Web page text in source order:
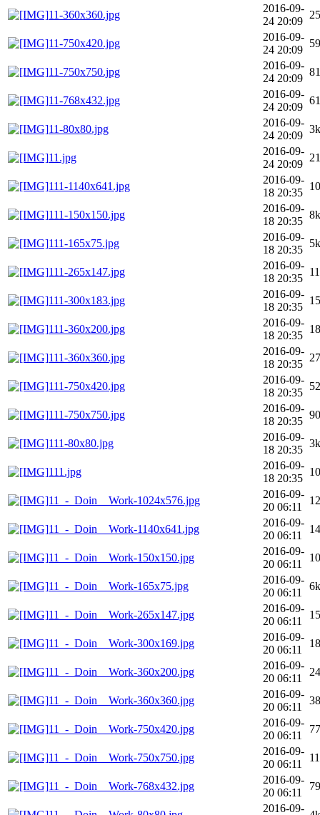
11-360x360.jpg
2016-09-
24 20:09
11-750x420.jpg
2016-09-
24 20:09
11-750x750.jpg
2016-09-
24 20:09
11-768x432.jpg
2016-09-
24 20:09
11-80x80.jpg
2016-09-
24 20:09
3k
11.jpg
2016-09-
24 20:09
111-1140x641.jpg
2016-09-
18 20:35
111-150x150.jpg
2016-09-
18 20:35
8k
111-165x75.jpg
2016-09-
18 20:35
5k
111-265x147.jpg
2016-09-
18 20:35
111-300x183.jpg
2016-09-
18 20:35
111-360x200.jpg
2016-09-
18 20:35
111-360x360.jpg
2016-09-
18 20:35
111-750x420.jpg
2016-09-
18 20:35
111-750x750.jpg
2016-09-
18 20:35
111-80x80.jpg
2016-09-
18 20:35
3k
111.jpg
2016-09-
18 20:35
11_-_Doin__Work-1024x576.jpg
2016-09-
20 06:11
11_-_Doin__Work-1140x641.jpg
2016-09-
20 06:11
11_-_Doin__Work-150x150.jpg
2016-09-
20 06:11
11_-_Doin__Work-165x75.jpg
2016-09-
20 06:11
6k
11_-_Doin__Work-265x147.jpg
2016-09-
20 06:11
11_-_Doin__Work-300x169.jpg
2016-09-
20 06:11
11_-_Doin__Work-360x200.jpg
2016-09-
20 06:11
11_-_Doin__Work-360x360.jpg
2016-09-
20 06:11
11_-_Doin__Work-750x420.jpg
2016-09-
20 06:11
11_-_Doin__Work-750x750.jpg
2016-09-
20 06:11
11_-_Doin__Work-768x432.jpg
2016-09-
20 06:11
2016-09-